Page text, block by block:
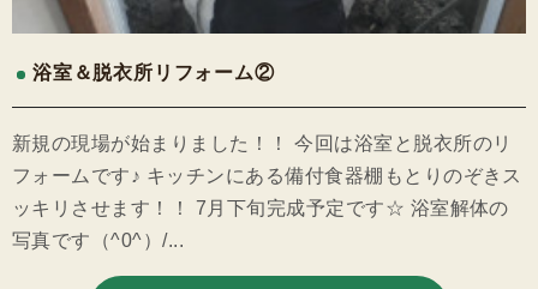
浴室＆脱衣所リフォーム②
新規の現場が始まりました！！ 今回は浴室と脱衣所のリ
フォームです♪ キッチンにある備付食器棚もとりのぞきス
ッキリさせます！！ 7月下旬完成予定です☆ 浴室解体の
写真です（^0^）/...